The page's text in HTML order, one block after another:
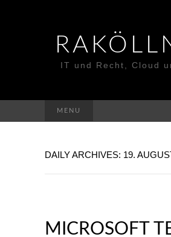
IT und Recht, Cloud
MENU
DAILY ARCHIVES: 19.
MICROSOFT